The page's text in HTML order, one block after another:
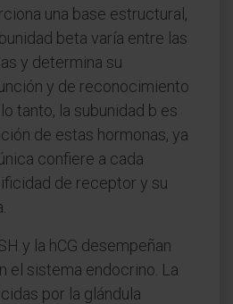
una base estructural,
beta varía entre las
y determina su
y de reconocimiento
tanto, la subunidad b es
de estas hormonas, ya
confiere a cada
de receptor y su
y la hCG desempeñan
el sistema endocrino. La
por la glándula